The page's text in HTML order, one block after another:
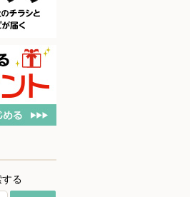
る